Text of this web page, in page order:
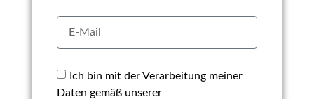
Ich bin mit der Verarbeitung meiner
Daten gemäß unserer